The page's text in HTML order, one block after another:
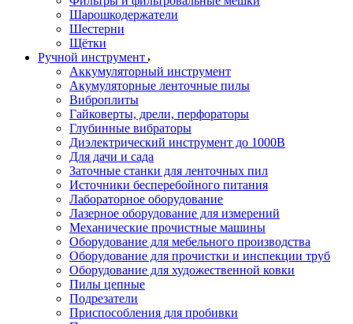
Шарошкодержатели
Шестерни
Щётки
Ручной инструмент
Аккумуляторный инструмент
Акумуляторные ленточные пилы
Виброплиты
Гайковерты, дрели, перфораторы
Глубинные вибраторы
Диэлектрический инструмент до 1000В
Для дачи и сада
Заточные станки для ленточных пил
Источники бесперебойного питания
Лабораторное оборудование
Лазерное оборудование для измерений
Механические прочистные машины
Оборудование для мебельного производства
Оборудование для прочистки и инспекции труб
Оборудование для художественной ковки
Пилы цепные
Подрезатели
Приспособления для пробивки